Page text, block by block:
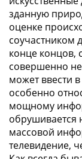
зданную
оценке
соучастником
конце концов,
совершенно
может ввести
особенно
мощному
обрушивается
массовой
телевидение,